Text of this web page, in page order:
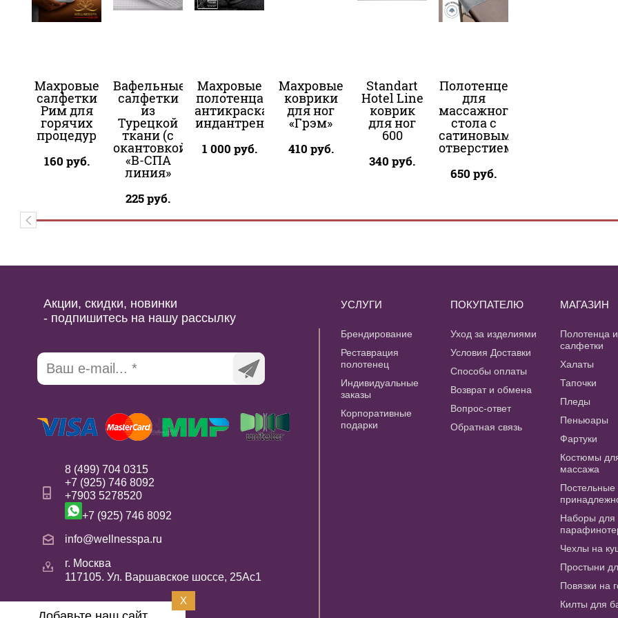
Махровые
салфетки
Рим для
горячих
процедур
160 руб.
Вафельные
салфетки
из
Турецкой
ткани (с
окантовкой)
«В-СПА
линия»
225руб.
Махровые
полотенца
антикраска-
индантрен
1 000 руб.
Махровые
коврики
для ног
«Грэм»
410 руб.
Standart
Hotel Line
коврик
для ног
600
340 руб.
Полотенце
для
массажного
стола с
сатиновым
отверстием
650 руб.
Акции, скидки, новинки
- подпишитесь на нашу рассылку
8 (499) 704 0315
+7 (925) 746 8092
+7903 5278520
+7 (925) 746 8092
info@wellnesspa.ru
г. Москва
117105. Ул. Варшавское шоссе, 25Ас1
УСЛУГИ
Брендирование
Реставрация
полотенец
Индивидуальные
заказы
Корпоративные
подарки
ПОКУПАТЕЛЮ
Уход за изделиями
Условия Доставки
Способы оплаты
Возврат и обмена
Вопрос-ответ
Обратная связь
МАГАЗИН
Полотенца и
салфетки
Халаты
Тапочки
Пледы
Пеньюары
Фартуки
Костюмы
массажа
Постельные
Наборы для
Чехлы на
Простыни
Повязки на
Килты для
X